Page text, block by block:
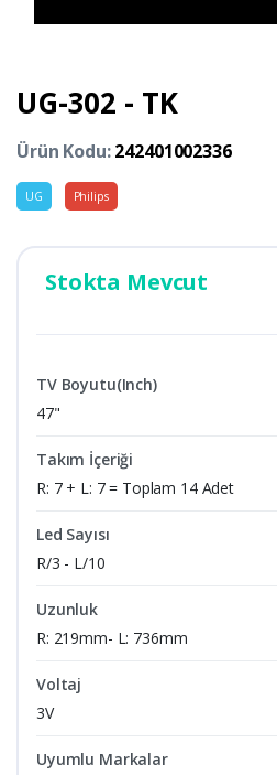
UG-302 - TK
Ürün Kodu:242401002336
UG Philips
Stokta Mevcut
TV Boyutu(Inch)
47"
Takım İçeriği
R: 7 + L: 7 = Toplam 14 Adet
Led Sayısı
R/3 - L/10
Uzunluk
R: 219mm- L: 736mm
Voltaj
3V
Uyumlu Markalar